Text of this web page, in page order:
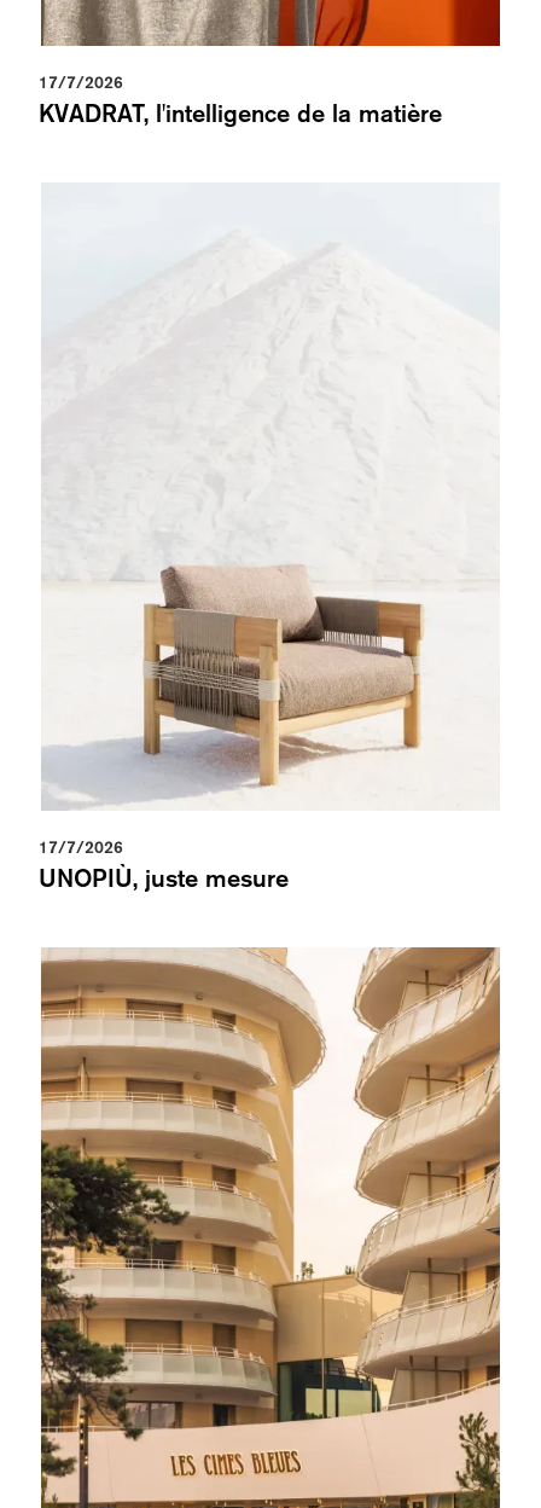
17/7/2026
KVADRAT, l'intelligence de la matière
17/7/2026
UNOPIÙ, juste mesure